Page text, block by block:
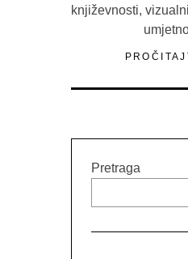
književnosti,
Pretraga